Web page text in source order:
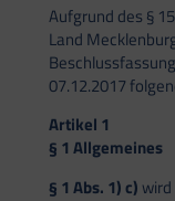
Aufgrund des §
Land
07.12.2017
Artikel 1
§ 1 Allgemeines
§ 1 Abs. 1) c)